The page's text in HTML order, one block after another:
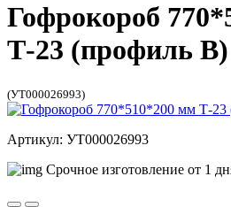
Гофрокороб
Т-23 (профиль
(УТ000026993)
Артикул: УТ000026993
Срочное изготовление от 1